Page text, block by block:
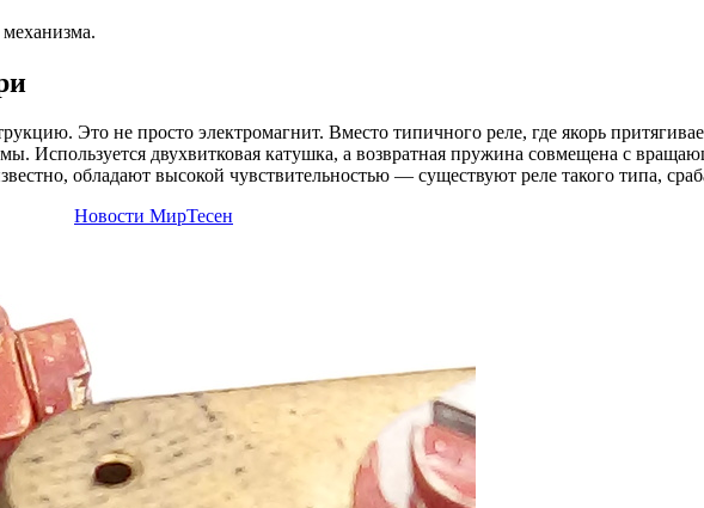
Это не просто электромагнит. Вместо типичного реле, где якорь
Используется двухвитковая катушка, а возвратная пружина совмещена с
обладают высокой чувствительностью — существуют реле такого типа,
Новости МирТесен